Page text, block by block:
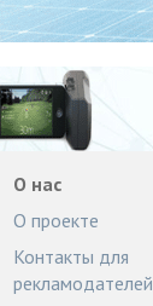
О нас
О проекте
Контакты для
рекламодателей